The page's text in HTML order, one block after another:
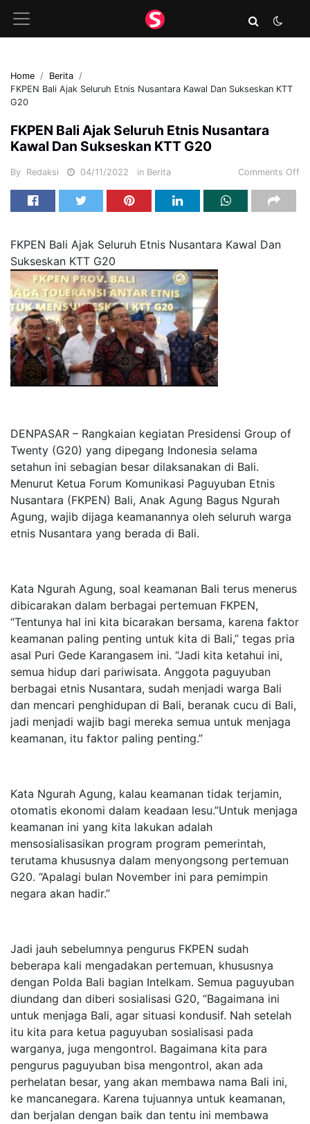
Home
Berita
FKPEN Bali Ajak Seluruh Etnis Nusantara Kawal Dan Sukseskan KTT
G20
FKPEN Bali Ajak Seluruh Etnis Nusantara
Kawal Dan Sukseskan KTT G20
By Redaksi 04/11/2022 in Berita Comments Off
FKPEN Bali Ajak Seluruh Etnis Nusantara Kawal Dan
Sukseskan KTT G20
DENPASAR – Rangkaian kegiatan Presidensi Group of
Twenty (G20) yang dipegang Indonesia selama
setahun ini sebagian besar dilaksanakan di Bali.
Menurut Ketua Forum Komunikasi Paguyuban Etnis
Nusantara (FKPEN) Bali, Anak Agung Bagus Ngurah
Agung, wajib dijaga keamanannya oleh seluruh warga
etnis Nusantara yang berada di Bali.
Kata Ngurah Agung, soal keamanan Bali terus menerus
dibicarakan dalam berbagai pertemuan FKPEN,
“Tentunya hal ini kita bicarakan bersama, karena faktor
keamanan paling penting untuk kita di Bali,” tegas pria
asal Puri Gede Karangasem ini. “Jadi kita ketahui ini,
semua hidup dari pariwisata. Anggota paguyuban
berbagai etnis Nusantara, sudah menjadi warga Bali
dan mencari penghidupan di Bali, beranak cucu di Bali,
jadi menjadi wajib bagi mereka semua untuk menjaga
keamanan, itu faktor paling penting.”
Kata Ngurah Agung, kalau keamanan tidak terjamin,
otomatis ekonomi dalam keadaan lesu.”Untuk menjaga
keamanan ini yang kita lakukan adalah
mensosialisasikan program program pemerintah,
terutama khususnya dalam menyongsong pertemuan
G20. “Apalagi bulan November ini para pemimpin
negara akan hadir.”
Jadi jauh sebelumnya pengurus FKPEN sudah
beberapa kali mengadakan pertemuan, khususnya
dengan Polda Bali bagian Intelkam. Semua paguyuban
diundang dan diberi sosialisasi G20, “Bagaimana ini
untuk menjaga Bali, agar situasi kondusif. Nah setelah
itu kita para ketua paguyuban sosialisasi pada
warganya, juga mengontrol. Bagaimana kita para
pengurus paguyuban bisa mengontrol, akan ada
perhelatan besar, yang akan membawa nama Bali ini,
ke mancanegara. Karena tujuannya untuk keamanan,
dan berjalan dengan baik dan tentu ini membawa